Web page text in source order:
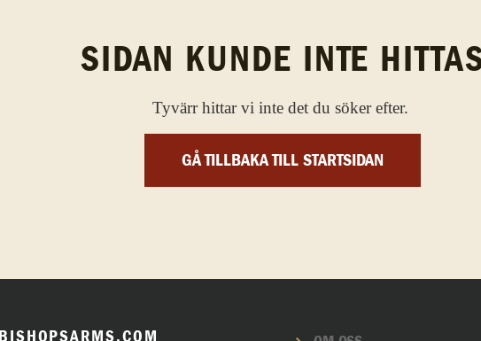
SIDAN KUNDE INTE
Tyvärr hittar vi inte det du söker efter.
GÅ TILLBAKA TILL STARTSIDAN
BISHOPSARMS.COM